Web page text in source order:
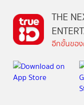
THE
อีกขั้นของ